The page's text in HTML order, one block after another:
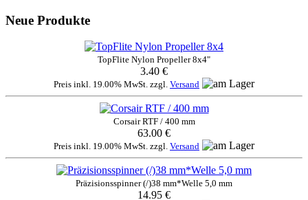
Neue Produkte
TopFlite Nylon Propeller 8x4"
3.40 €
Preis inkl. 19.00% MwSt. zzgl. Versand
Corsair RTF / 400 mm
63.00 €
Preis inkl. 19.00% MwSt. zzgl. Versand
Präzisionsspinner (/)38 mm*Welle 5,0 mm
14.95 €